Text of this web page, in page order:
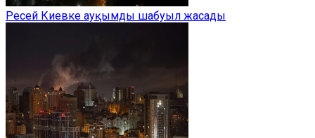
Ресей Киевке ауқымды шабуыл жасады